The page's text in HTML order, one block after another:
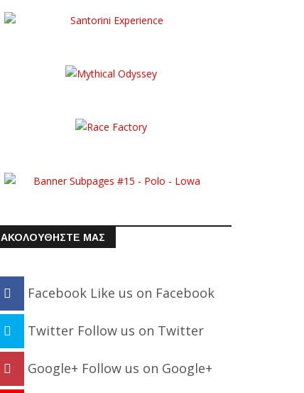
ΑΚΟΛΟΥΘΗΣΤΕ ΜΑΣ
Facebook Like us on Facebook
Twitter Follow us on Twitter
Google+ Follow us on Google+